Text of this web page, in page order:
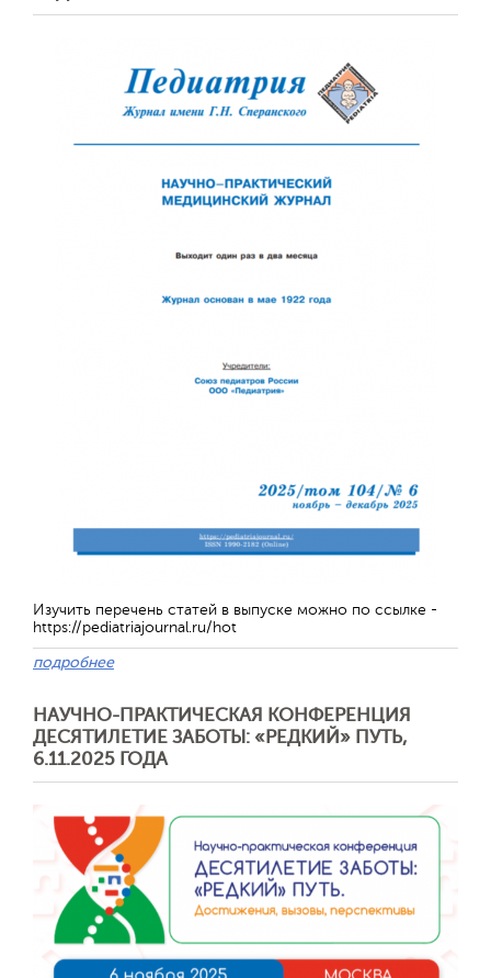
Изучить перечень статей в выпуске можно по ссылке -
https://pediatriajournal.ru/hot
подробнее
НАУЧНО-ПРАКТИЧЕСКАЯ КОНФЕРЕНЦИЯ
ДЕСЯТИЛЕТИЕ ЗАБОТЫ: «РЕДКИЙ» ПУТЬ,
6.11.2025 ГОДА
Отправить